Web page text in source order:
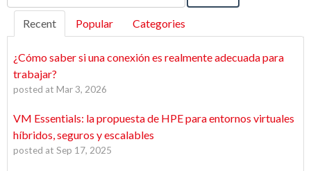
Recent Popular Categories
¿Cómo saber si una conexión es realmente adecuada para
trabajar?
posted at Mar 3, 2026
VM Essentials: la propuesta de HPE para entornos virtuales
híbridos, seguros y escalables
posted at Sep 17, 2025